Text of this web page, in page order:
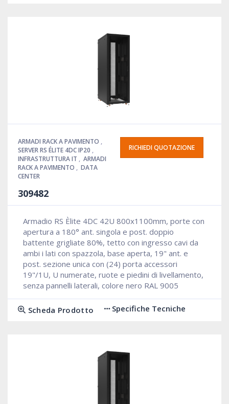
ARMADI RACK A PAVIMENTO ,
SERVER RS ÉLITE 4DC IP20 ,
INFRASTRUTTURA IT , ARMADI
RACK A PAVIMENTO , DATA
CENTER
309482
RICHIEDI QUOTAZIONE
Armadio RS Èlite 4DC 42U 800x1100mm, porte con
apertura a 180° ant. singola e post. doppio
battente grigliate 80%, tetto con ingresso cavi da
ambi i lati con spazzola, base aperta, 19" ant. e
post. sezione unica con (24) porta accessori
19"/1U, U numerate, ruote e piedini di livellamento,
senza pannelli laterali, colore nero RAL 9005
Scheda Prodotto Specifiche Tecniche